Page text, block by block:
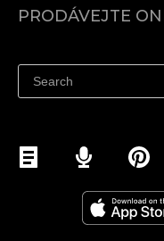
Ceny
PRODÁVEJTE
Prodávejte na
Prodávejte na